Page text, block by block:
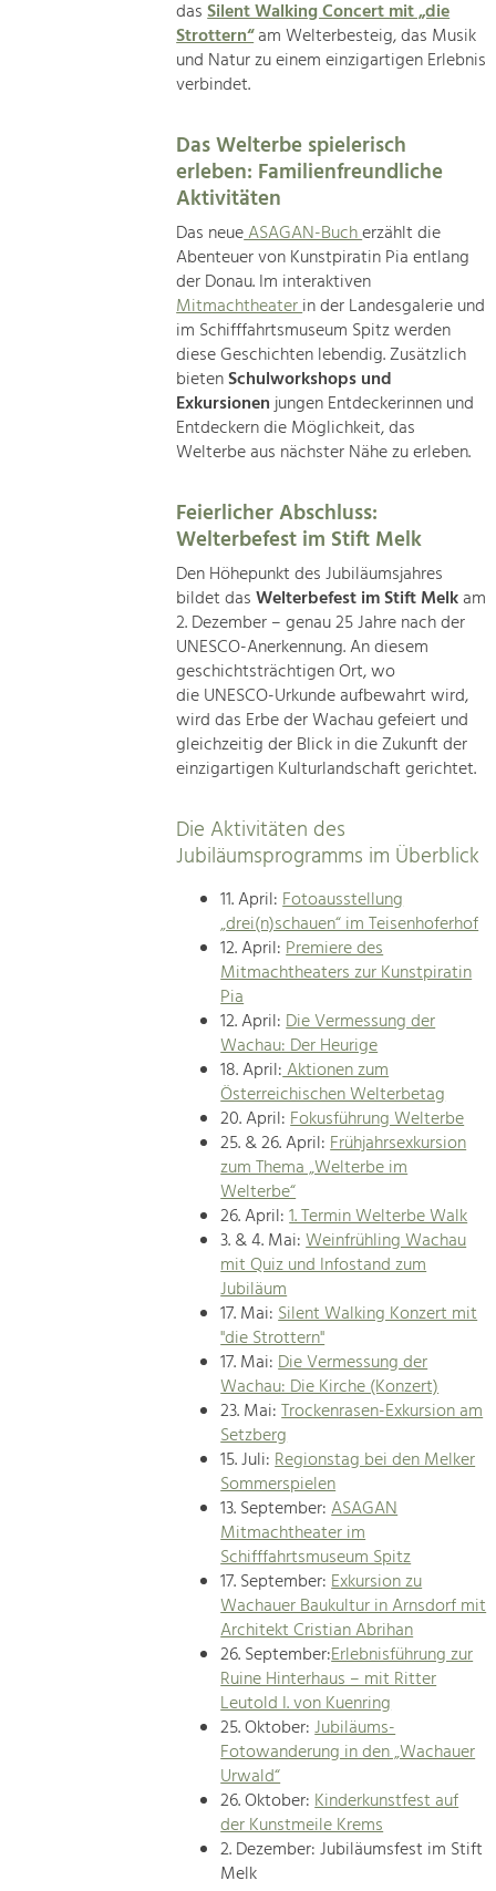
dasSilent Walking Concert mit „die
Strottern“am Welterbesteig, das Musik
und Natur zu einem einzigartigen Erlebnis
verbindet.
Das Welterbe spielerisch
erleben: Familienfreundliche
Aktivitäten
Das neueASAGAN-Bucherzählt die
Abenteuer von Kunstpiratin Pia entlang
der Donau. Im interaktiven
Mitmachtheaterin der Landesgalerie und
im Schifffahrtsmuseum Spitz werden
diese Geschichten lebendig. Zusätzlich
bietenSchulworkshops und
Exkursionenjungen Entdeckerinnen und
Entdeckern die Möglichkeit, das
Welterbe aus nächster Nähe zu erleben.
Feierlicher Abschluss:
Welterbefest im Stift Melk
Den Höhepunkt des Jubiläumsjahres
bildet dasWelterbefest im Stift Melkam
2. Dezember – genau 25 Jahre nach der
UNESCO-Anerkennung. An diesem
geschichtsträchtigen Ort, wo
die UNESCO-Urkunde aufbewahrt wird,
wird das Erbe der Wachau gefeiert und
gleichzeitig der Blick in die Zukunft der
einzigartigen Kulturlandschaft gerichtet.
Die Aktivitäten des
Jubiläumsprogramms im Überblick
11. April:Fotoausstellung
„drei(n)schauen“ im Teisenhoferhof
12. April:Premiere des
Mitmachtheaters zur Kunstpiratin
Pia
12. April:Die Vermessung der
Wachau: Der Heurige
18. April:Aktionen zum
Österreichischen Welterbetag
20. April:Fokusführung Welterbe
25. & 26. April:Frühjahrsexkursion
zum Thema „Welterbe im
Welterbe“
26. April:1. Termin Welterbe Walk
3. & 4. Mai:Weinfrühling Wachau
mit Quiz und Infostand zum
Jubiläum
17. Mai:Silent Walking Konzert mit
"die Strottern"
17. Mai:Die Vermessung der
Wachau: Die Kirche (Konzert)
23. Mai:Trockenrasen-Exkursion am
Setzberg
15. Juli:Regionstag bei den Melker
Sommerspielen
13. September:ASAGAN
Mitmachtheater im
Schifffahrtsmuseum Spitz
17. September:Exkursion zu
Wachauer Baukultur in Arnsdorf mit
Architekt Cristian Abrihan
26. September:Erlebnisführung zur
Ruine Hinterhaus – mit Ritter
Leutold I. von Kuenring
25. Oktober:Jubiläums-
Fotowanderung in den „Wachauer
Urwald“
26. Oktober:Kinderkunstfest auf
der Kunstmeile Krems
2. Dezember: Jubiläumsfest im Stift
Melk